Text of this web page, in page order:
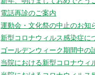
電話再診のご案内
運動会・文化祭の中止のお知
新型コロナウィルス感染症に
ゴールデンウィーク期間中の
当院における新型コロナウィ